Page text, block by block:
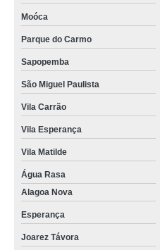
Moóca
Parque do Carmo
Sapopemba
São Miguel Paulista
Vila Carrão
Vila Esperança
Vila Matilde
Água Rasa
Alagoa Nova
Esperança
Joarez Távora